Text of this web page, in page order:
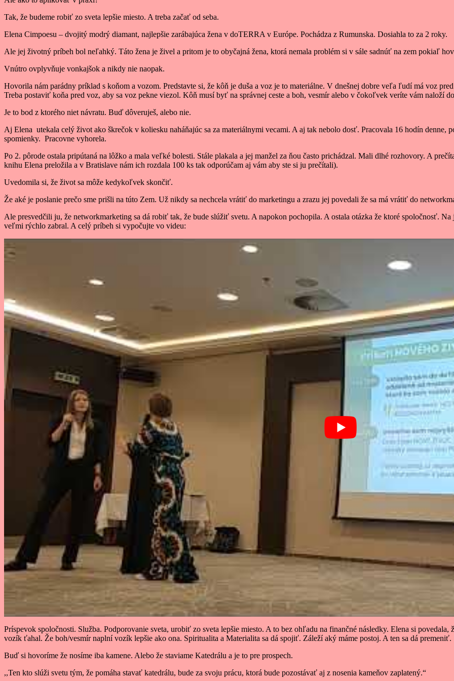
Tak, že budeme robiť zo sveta lepšie miesto. A treba začať od seba.
Elena Cimpoesu – dvojitý modrý diamant, najlepšie zarábajúca žena v doTERRA v Európe. Pochádza z Rumunska. Dosiahla to za 2 roky.
Ale jej životný príbeh bol neľahký. Táto žena je živel a pritom je to obyčajná žena, ktorá nemala problém si v sále sadnúť na zem pokiaľ
Vnútro ovplyvňuje vonkajšok a nikdy nie naopak.
Hovorila nám parádny príklad s koňom a vozom. Predstavte si, že kôň je duša a voz je to materiálne. V dnešnej dobre veľa ľudí má voz
Treba postaviť koňa pred voz, aby sa voz pekne viezol. Kôň musí byť na správnej ceste a boh, vesmír alebo v čokoľvek veríte vám naloží
Je to bod z ktorého niet návratu. Buď dôveruješ, alebo nie.
Aj Elena utekala celý život ako škrečok v koliesku naháňajúc sa za materiálnymi vecami. A aj tak nebolo dosť. Pracovala 16 hodín denne,
spomienky. Pracovne vyhorela.
Po 2. pôrode ostala pripútaná na lôžko a mala veľké bolesti. Stále plakala a jej manžel za ňou často prichádzal. Mali dlhé rozhovory. A
knihu Elena preložila a v Bratislave nám ich rozdala 100 ks tak odporúčam aj vám aby ste si ju prečítali).
Uvedomila si, že život sa môže kedykoľvek skončiť.
Že aké je poslanie prečo sme prišli na túto Zem. Už nikdy sa nechcela vrátiť do marketingu a zrazu jej povedali že sa má vrátiť do
Ale presvedčili ju, že networkmarketing sa dá robiť tak, že bude slúžiť svetu. A napokon pochopila. A ostala otázka že ktoré spoločnosť.
veľmi rýchlo zabral. A celý príbeh si vypočujte vo videu:
Príspevok spoločnosti. Služba. Podporovanie sveta, urobiť zo sveta lepšie miesto. A to bez ohľadu na finančné následky. Elena si
vozík ťahal. Že boh/vesmír naplní vozík lepšie ako ona. Spiritualita a Materialita sa dá spojiť. Záleží aký máme postoj. A ten sa dá premeniť.
Buď si hovoríme že nosíme iba kamene. Alebo že staviame Katedrálu a je to pre prospech.
,,Ten kto slúži svetu tým, že pomáha stavať katedrálu, bude za svoju prácu, ktorá bude pozostávať aj z nosenia kameňov zaplatený.“